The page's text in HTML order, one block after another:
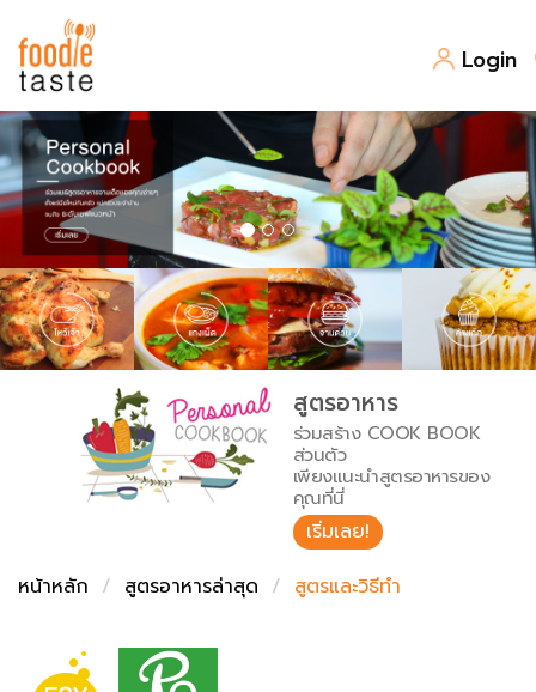
Login
สูตรอาหาร
สูตรอาหารล่าสุด
Top Foodie
พาไปชิม
สารพันก้นครัว
เคล็ดลับน่ารู้
เปรียบเทียบหน่วยการตวง
เปรียบเทียบอุณหภูมิ
เปรียบเทียบน้ำหนักวัตถุดิบ
FoodPedia
สร้าง Cookbook
สูตรอาหาร
ร่วมสร้าง COOK BOOK
ส่วนตัว
เพียงแนะนำสูตรอาหารของ
คุณที่นี่
เริ่มเลย!
หน้าหลัก
สูตรอาหารล่าสุด สูตรและวิธีทำ